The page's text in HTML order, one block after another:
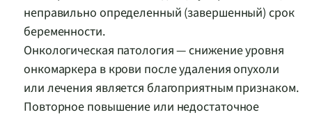
неправильно определенный (завершенный) срок
беременности.
Онкологическая патология — снижение уровня
онкомаркера в крови после удаления опухоли
или лечения является благоприятным признаком.
Повторное повышение или недостаточное